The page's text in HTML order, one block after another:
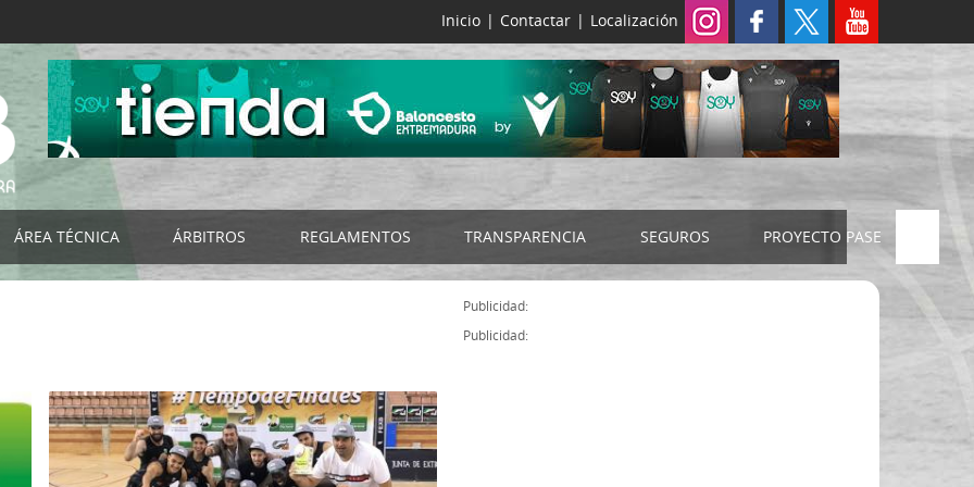
Inicio | Contactar | Localización
ÁREA TÉCNICA
Selecciones FExB
Programa de Ayuda a la Tecnificación
Campus de Baloncesto
Cursos de Entrenadores
ÁRBITROS
Acta Digital FExB
Organigrama
Listado por Categorías
Documentación - Impresos
REGLAMENTOS
Reglamentos FExB
Normativas FEB
Impresos
Circulares
TRANSPARENCIA
ELECCIONES 2024
SEGUROS
SEGURO JUDEX
PROYECTO PASE
Publicidad:
Publicidad: